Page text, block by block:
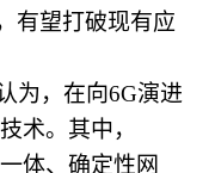
有望打破现有应
为，在向6G演进
术。其中，
体、确定性网